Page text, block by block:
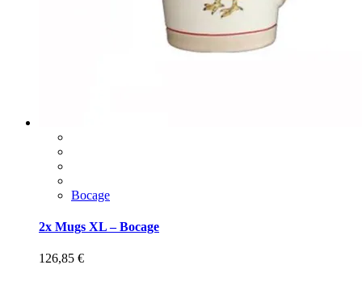
Bocage
2x Mugs XL – Bocage
126,85 €